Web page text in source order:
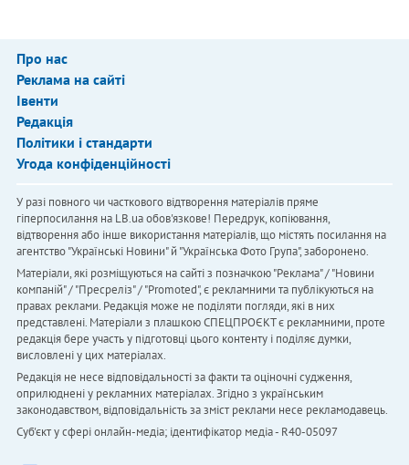
Про нас
Реклама на сайті
Івенти
Редакція
Політики і стандарти
Угода конфіденційності
У разі повного чи часткового відтворення матеріалів пряме
гіперпосилання на LB.ua обов'язкове! Передрук, копіювання,
відтворення або інше використання матеріалів, що містять посилання на
агентство "Українськi Новини" й "Українська Фото Група", заборонено.
Матеріали, які розміщуються на сайті з позначкою "Реклама" / "Новини
компаній" / "Пресреліз" / "Promoted", є рекламними та публікуються на
правах реклами. Редакція може не поділяти погляди, які в них
представлені. Матеріали з плашкою СПЕЦПРОЄКТ є рекламними, проте
редакція бере участь у підготовці цього контенту і поділяє думки,
висловлені у цих матеріалах.
Редакція не несе відповідальності за факти та оціночні судження,
оприлюднені у рекламних матеріалах. Згідно з українським
законодавством, відповідальність за зміст реклами несе рекламодавець.
Cуб'єкт у сфері онлайн-медіа; ідентифікатор медіа - R40-05097